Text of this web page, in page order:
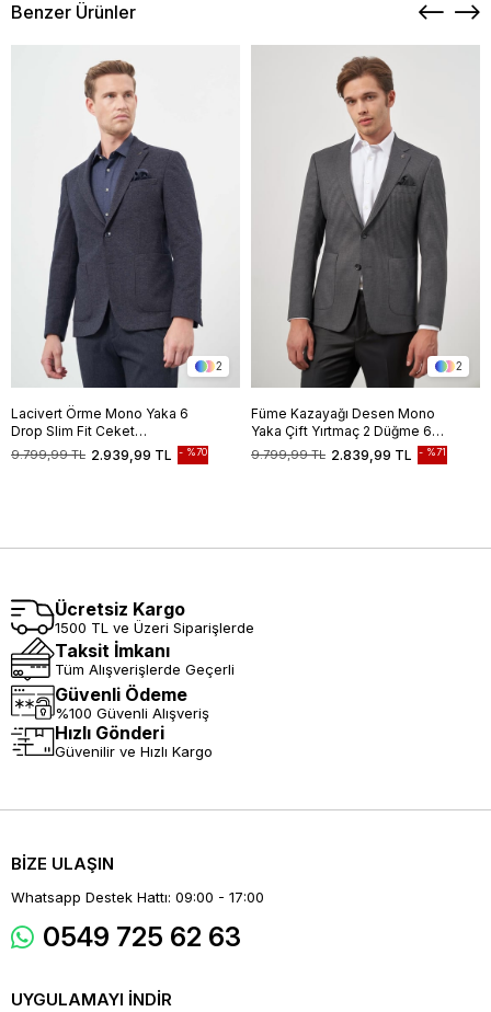
Benzer Ürünler
2
Lacivert Örme Mono Yaka 6
Drop Slim Fit Ceket
1002245151
2.939,99 TL
9.799,99 TL %70
2
Füme Kazayağı Desen Mono
Yaka Çift Yırtmaç 2 Düğme 6
Drop Slim Fit Classic Ceket
1002245106
2.839,99 TL
9.799,99 TL %71
Ücretsiz Kargo
1500 TL ve Üzeri Siparişlerde
Taksit İmkanı
Tüm Alışverişlerde Geçerli
Güvenli Ödeme
%100 Güvenli Alışveriş
Hızlı Gönderi
Güvenilir ve Hızlı Kargo
BİZE ULAŞIN
Whatsapp Destek Hattı: 09:00 - 17:00
0549 725 62 63
UYGULAMAYI İNDİR